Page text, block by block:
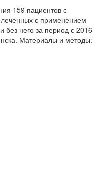
159 пациентов с
с применением
без него за период с 2016
Материалы и методы: